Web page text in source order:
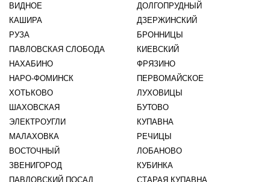
ВИДНОЕ
ДОЛГОПРУДНЫЙ
КАШИРА
ДЗЕРЖИНСКИЙ
РУЗА
БРОННИЦЫ
ПАВЛОВСКАЯ СЛОБОДА
КИЕВСКИЙ
НАХАБИНО
ФРЯЗИНО
НАРО-ФОМИНСК
ПЕРВОМАЙСКОЕ
ХОТЬКОВО
ЛУХОВИЦЫ
ШАХОВСКАЯ
БУТОВО
ЭЛЕКТРОУГЛИ
КУПАВНА
МАЛАХОВКА
РЕЧИЦЫ
ВОСТОЧНЫЙ
ЛОБАНОВО
ЗВЕНИГОРОД
КУБИНКА
ПАВЛОВСКИЙ ПОСАД
СТАРАЯ КУПАВНА